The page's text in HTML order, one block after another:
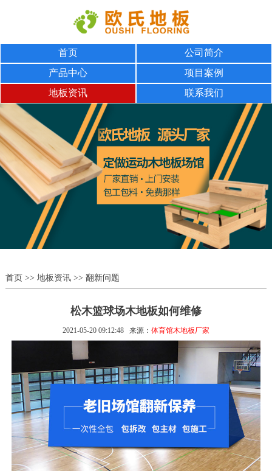
首页
公司简介
产品中心
项目案例
地板资讯
联系我们
首页>> 地板资讯>> 翻新问题
松木篮球场木地板如何维修
2021-05-20 09:12:48 来源： 体育馆木地板厂家